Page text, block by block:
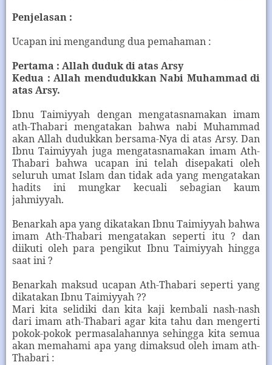
Penjelasan :
Ucapan ini mengandung dua pemahaman :
Pertama : Allah duduk di atas Arsy
Kedua : Allah mendudukkan Nabi Muhammad di
atas Arsy.
Ibnu Taimiyyah dengan mengatasnamakan imam
ath-Thabari mengatakan bahwa nabi Muhammad
akan Allah dudukkan bersama-Nya di atas Arsy. Dan
Ibnu Taimiyyah juga mengatasnamakan imam Ath-
Thabari bahwa ucapan ini telah disepakati oleh
seluruh umat Islam dan tidak ada yang mengatakan
hadits ini mungkar kecuali sebagian kaum
jahmiyyah.
Benarkah apa yang dikatakan Ibnu Taimiyyah bahwa
imam Ath-Thabari mengatakan seperti itu ? dan
diikuti oleh para pengikut Ibnu Taimiyyah hingga
saat ini ?
Benarkah maksud ucapan Ath-Thabari seperti yang
dikatakan Ibnu Taimiyyah ??
Mari kita selidiki dan kita kaji kembali nash-nash
dari imam ath-Thabari agar kita tahu dan mengerti
pokok-pokok permasalahannya sehingga kita semua
akan memahami apa yang dimaksud oleh imam ath-
Thabari :